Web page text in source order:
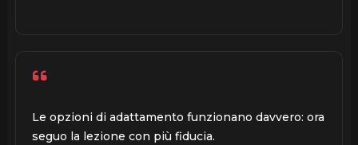
Le opzioni di adattamento funzionano davvero: ora
seguo la lezione con più fiducia.